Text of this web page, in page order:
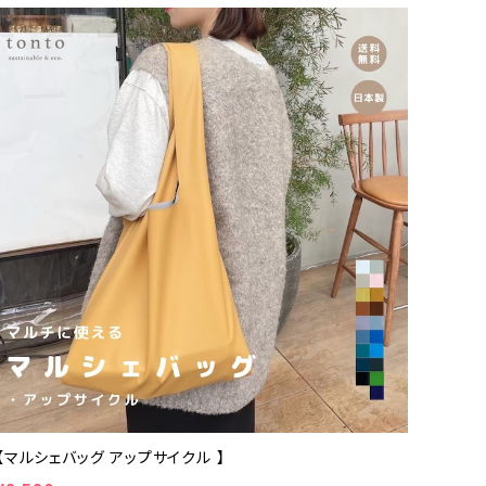
【マルシェバッグ アップサイクル 】